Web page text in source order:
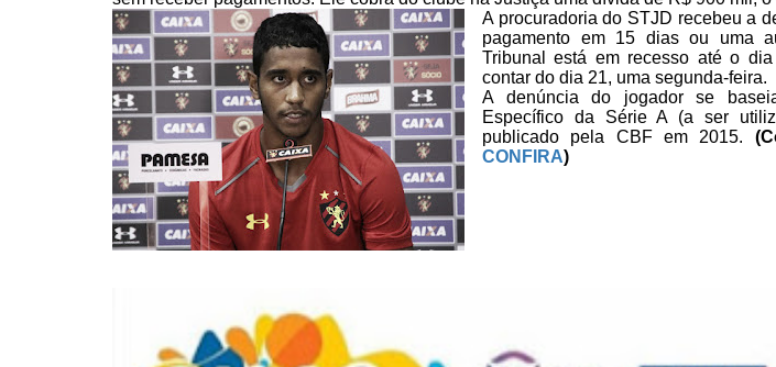
A procuradoria do STJD recebeu a
pagamento em 15 dias ou uma
Tribunal está em recesso até o
contar do dia 21, uma segunda-feira.
A denúncia do jogador se
Específico da Série A (a ser
publicado pela CBF em 2015.
CONFIRA)